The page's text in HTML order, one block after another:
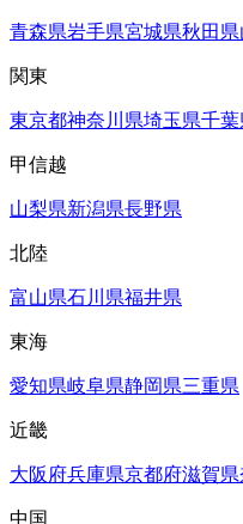
青森県岩手県宮城県秋田県
関東
東京都神奈川県埼玉県千葉
甲信越
山梨県新潟県長野県
北陸
富山県石川県福井県
東海
愛知県岐阜県静岡県三重県
近畿
大阪府兵庫県京都府滋賀県
中国